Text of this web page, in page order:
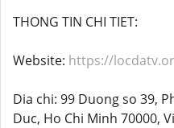
THONG TIN CHI TIET:
Website: https://
Dia chi: 99 Duong so 39,
Duc, Ho Chi Minh 70000,